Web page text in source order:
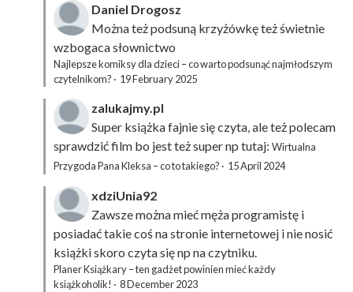
Daniel Drogosz
Można też podsuną krzyżówkęteż świetnie
wzbogaca słownictwo
Najlepsze komiksy dla dzieci – co warto podsunąć najmłodszym
czytelnikom? · 19 February 2025
zalukajmy.pl
Super książka fajnie się czyta, ale też polecam
sprawdzić film bo jest też super np tutaj: Wirtualna
Przygoda Pana Kleksa – co to takiego? · 15 April 2024
xdziUnia92
Zawsze można mieć męża programistę i
posiadać takie coś na stronie internetowej i nie nosić
książki skoro czyta się np na czytniku.
Planer Książkary – ten gadżet powinien mieć każdy
książkoholik! · 8 December 2023